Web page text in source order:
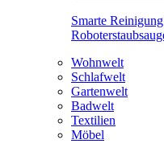
Smarte
Wohnwelt
Schlafwelt
Gartenwelt
Badwelt
Textilien
Möbel